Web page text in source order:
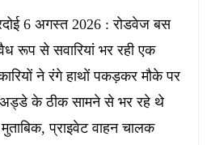
6 अगस्त 2026 : रोडवेज बस
रूप से सवारियां भर रही एक
ने रंगे हाथों पकड़कर मौके पर
अड्डे के ठीक सामने से भर रहे थे
प्राइवेट वाहन चालक